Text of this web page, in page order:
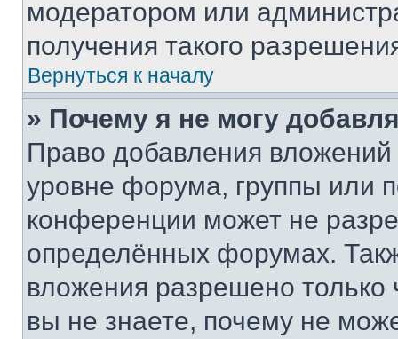
модератором или
получения такого
Вернуться к началу
» Почему я не могу
Право добавления
уровне форума, группы или
конференции может не
определённых форумах.
вложения разрешено
вы не знаете, почему не